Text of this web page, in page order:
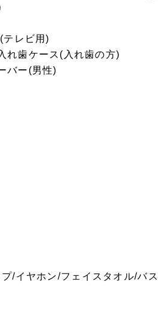
テレビ用)
れ歯ケース(入れ歯の方)
バー(男性)
/イヤホン/フェイスタオル/バ